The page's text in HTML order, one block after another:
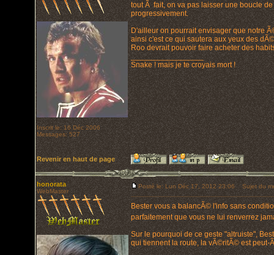
Inscrit le: 16 Déc 2006
Messages: 527
tout Ã fait, on va pas laisser une boucle
progressivement.
D'ailleur on pourrait envisager que notre
ainsi c'est ce qui sautera aux yeux des
Roo devrait pouvoir faire acheter des
_________________
Snake ! mais je te croyais mort !
Revenir en haut de page
honorata
WebMaster
Posté le: Lun Déc 17, 2012 23:06 Sujet du
Bester vous a balancÃ© l'info sans
parfaitement que vous ne lui renverrez
Sur le pourquoi de ce geste "altruiste",
qui tiennent la route, la vÃ©ritÃ© est peut-